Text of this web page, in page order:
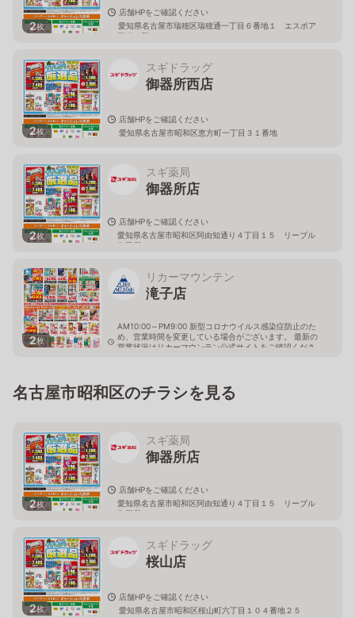
2枚
店舗HPをご確認ください
愛知県名古屋市瑞穂区瑞穂通一丁目６番地１ エスポア
瑞穂１階
2枚
スギドラッグ
御器所西店
店舗HPをご確認ください
愛知県名古屋市昭和区恵方町一丁目３１番地
2枚
スギ薬局
御器所店
店舗HPをご確認ください
愛知県名古屋市昭和区阿由知通り４丁目１５ リーブル
御器所１Ｆ
2枚
リカーマウンテン
滝子店
AM10:00～PM9:00 新型コロナウイルス感染症防止のた
め、営業時間を変更している場合がございます。 最新の
営業状況はリカーマウンテン公式サイトをご確認くださ
名古屋市昭和区のチラシを見る
2枚
スギ薬局
御器所店
店舗HPをご確認ください
愛知県名古屋市昭和区阿由知通り４丁目１５ リーブル
御器所１Ｆ
2枚
スギドラッグ
桜山店
店舗HPをご確認ください
愛知県名古屋市昭和区桜山町六丁目１０４番地２５